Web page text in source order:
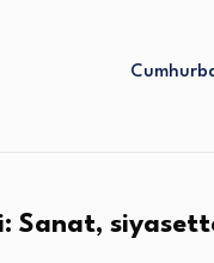
Sanat,